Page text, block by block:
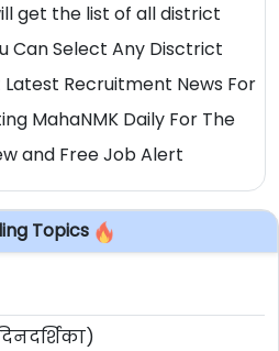
get the list of all district
Can Select Any Disctrict
Latest Recruitment News For
MahaNMK Daily For The
and Free Job Alert
Topics